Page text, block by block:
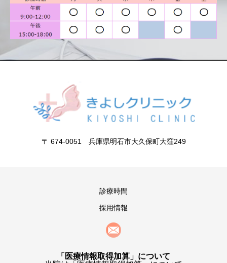
〒 674-0051 兵庫県明石市大久保町大窪249
診療時間
採用情報
「医療情報取得加算」について